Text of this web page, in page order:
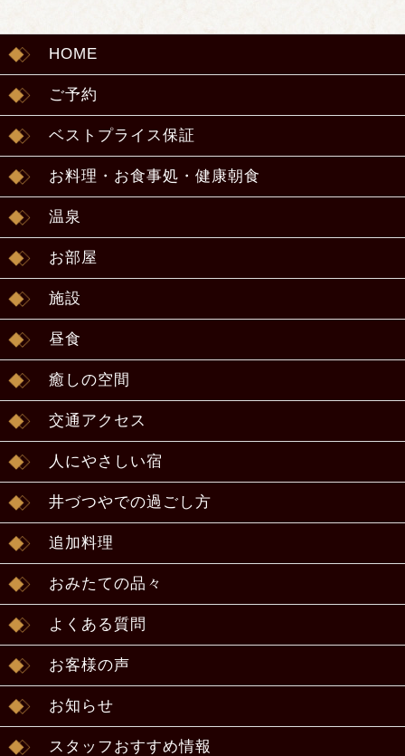
HOME
ご予約
ベストプライス保証
お料理・お食事処・健康朝食
温泉
お部屋
施設
昼食
癒しの空間
交通アクセス
人にやさしい宿
井づつやでの過ごし方
追加料理
おみたての品々
よくある質問
お客様の声
お知らせ
スタッフおすすめ情報